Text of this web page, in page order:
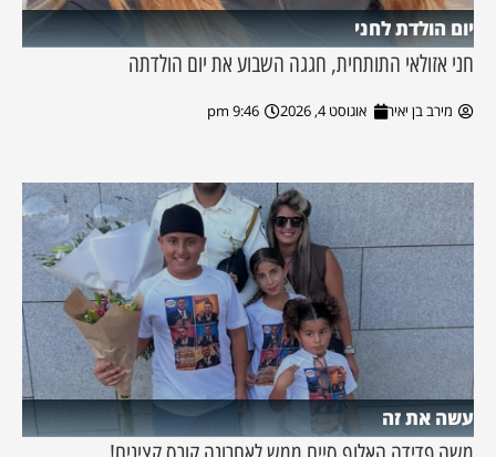
יום הולדת לחני
חני אזולאי התותחית, חגגה השבוע את יום הולדתה
מירב בן יאיר אוגוסט 4, 2026 9:46 pm
עשה את זה